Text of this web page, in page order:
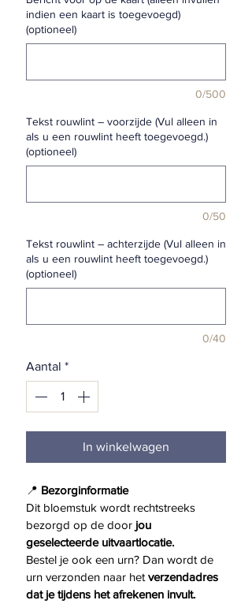
indien een kaart is toegevoegd)
(optioneel)
0/500
Tekst rouwlint – voorzijde (Vul alleen in
als u een rouwlint heeft toegevoegd.)
(optioneel)
0/50
Tekst rouwlint – achterzijde (Vul alleen in
als u een rouwlint heeft toegevoegd.)
(optioneel)
0/40
Aantal *
In winkelwagen
📍 Bezorginformatie
Dit bloemstuk wordt rechtstreeks
bezorgd op de door jou
geselecteerde uitvaartlocatie.
Bestel je ook een urn? Dan wordt de
urn verzonden naar het verzendadres
dat je tijdens het afrekenen invult.